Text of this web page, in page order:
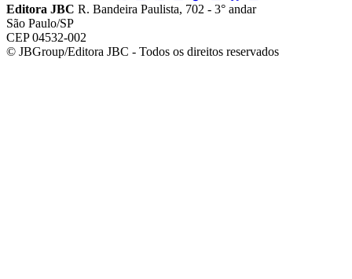
Editora JBC R. Bandeira Paulista, 702 - 3° andar
São Paulo/SP
CEP 04532-002
© JBGroup/Editora JBC - Todos os direitos reservados